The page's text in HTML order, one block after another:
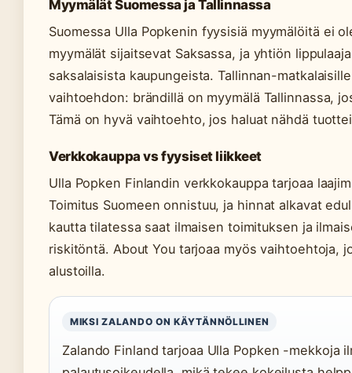
Myymälät Suomessa ja Tallinnassa
Suomessa Ulla Popkenin fyysisiä myymälöitä ei
myymälät sijaitsevat Saksassa, ja yhtiön
saksalaisista kaupungeista. Tallinnan-
vaihtoehdon: brändillä on myymälä Tallinnassa,
Tämä on hyvä vaihtoehto, jos haluat nähdä
Verkkokauppa vs fyysiset liikkeet
Ulla Popken Finlandin verkkokauppa tarjoaa
Toimitus Suomeen onnistuu, ja hinnat alkavat
kautta tilatessa saat ilmaisen toimituksen ja
riskitöntä. About You tarjoaa myös vaihtoehtoja,
alustoilla.
MIKSI ZALANDO ON KÄYTÄNNÖLLINEN
Zalando Finland tarjoaa Ulla Popken -mekkoja